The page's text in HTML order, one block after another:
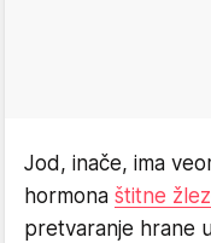
Jod, inače, ima
hormona štitne
pretvaranje hrane